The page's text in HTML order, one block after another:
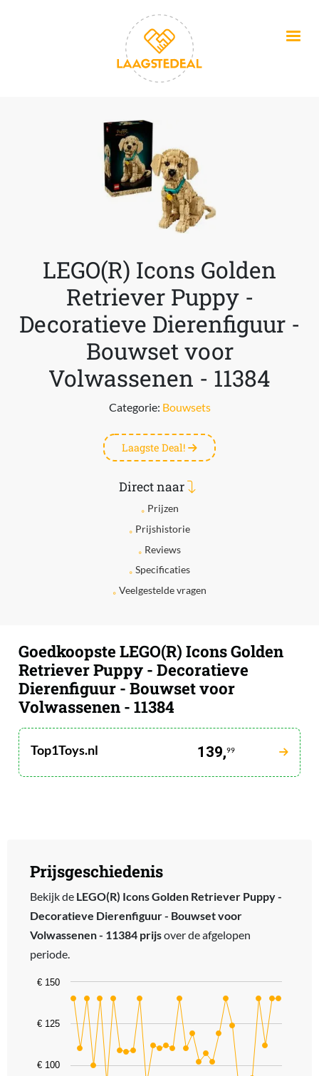
LEGO(R) Icons Golden
Retriever Puppy -
Decoratieve Dierenfiguur -
Bouwset voor
Volwassenen - 11384
Categorie: Bouwsets
Laagste Deal!
Direct naar
Prijzen
Prijshistorie
Reviews
Specificaties
Veelgestelde vragen
Goedkoopste LEGO(R) Icons Golden
Retriever Puppy - Decoratieve
Dierenfiguur - Bouwset voor
Volwassenen - 11384
Top1Toys.nl 139,99
Prijsgeschiedenis
Bekijk de LEGO(R) Icons Golden Retriever Puppy -
Decoratieve Dierenfiguur - Bouwset voor
Volwassenen - 11384 prijsover de afgelopen
periode.
Chart
Line chart with 32 data points.
The chart has 1 X axis displaying categories.
The chart has 1 Y axis displaying values. Data ranges from 85.99
€ 100
€ 125
€ 150